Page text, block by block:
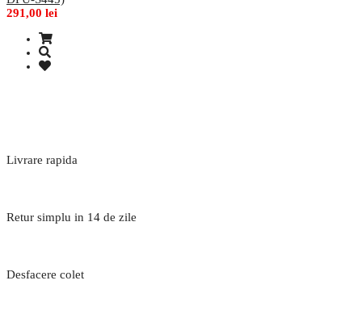
291,00 lei
Livrare rapida
Retur simplu in 14 de zile
Desfacere colet